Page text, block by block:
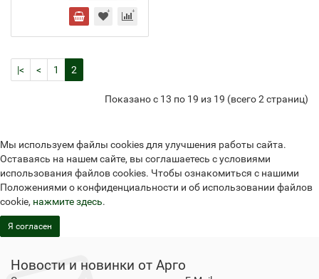
|< < 1 2
Показано с 13 по 19 из 19 (всего 2 страниц)
Мы используем файлы cookies для улучшения работы сайта.
Оставаясь на нашем сайте, вы соглашаетесь с условиями
использования файлов cookies. Чтобы ознакомиться с нашими
Положениями о конфиденциальности и об использовании файлов
cookie, нажмите здесь.
Я согласен
Новости и новинки от Арго